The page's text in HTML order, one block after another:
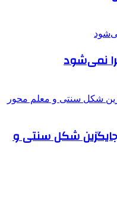
نمی‌شود
شکل سنتی و